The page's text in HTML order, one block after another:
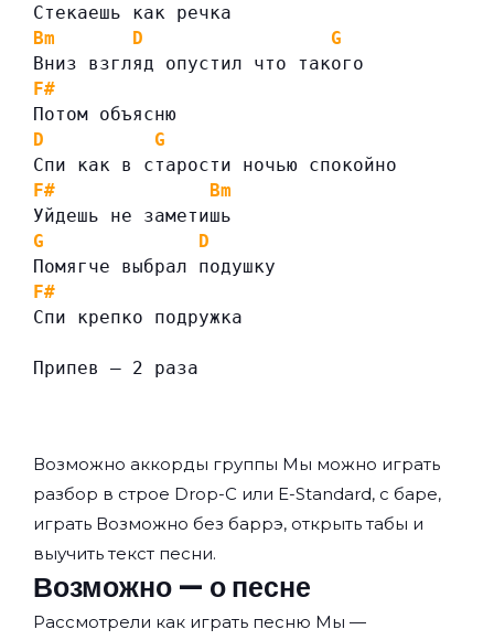
Стекаешь как речка
Bm
D
G
Вниз взгляд опустил что такого
F#
Потом объясню
D
G
Спи как в старости ночью спокойно
F#
Bm
Уйдешь не заметишь
G
D
Помягче выбрал подушку
F#
Спи крепко подружка
Припев — 2 раза
Возможно аккорды группы Мы можно играть
разбор в строе Drop-C или E-Standard, с баре,
играть Возможно без баррэ, открыть табы и
выучить текст песни.
Возможно — о песне
Рассмотрели как играть песню Мы —